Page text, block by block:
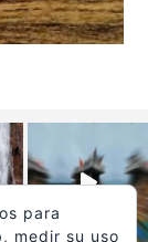
para
medir su uso